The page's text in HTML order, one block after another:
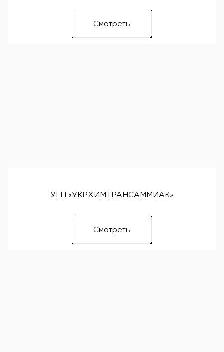
Смотреть
УГП «УКРХИМТРАНСАММИАК»
Смотреть